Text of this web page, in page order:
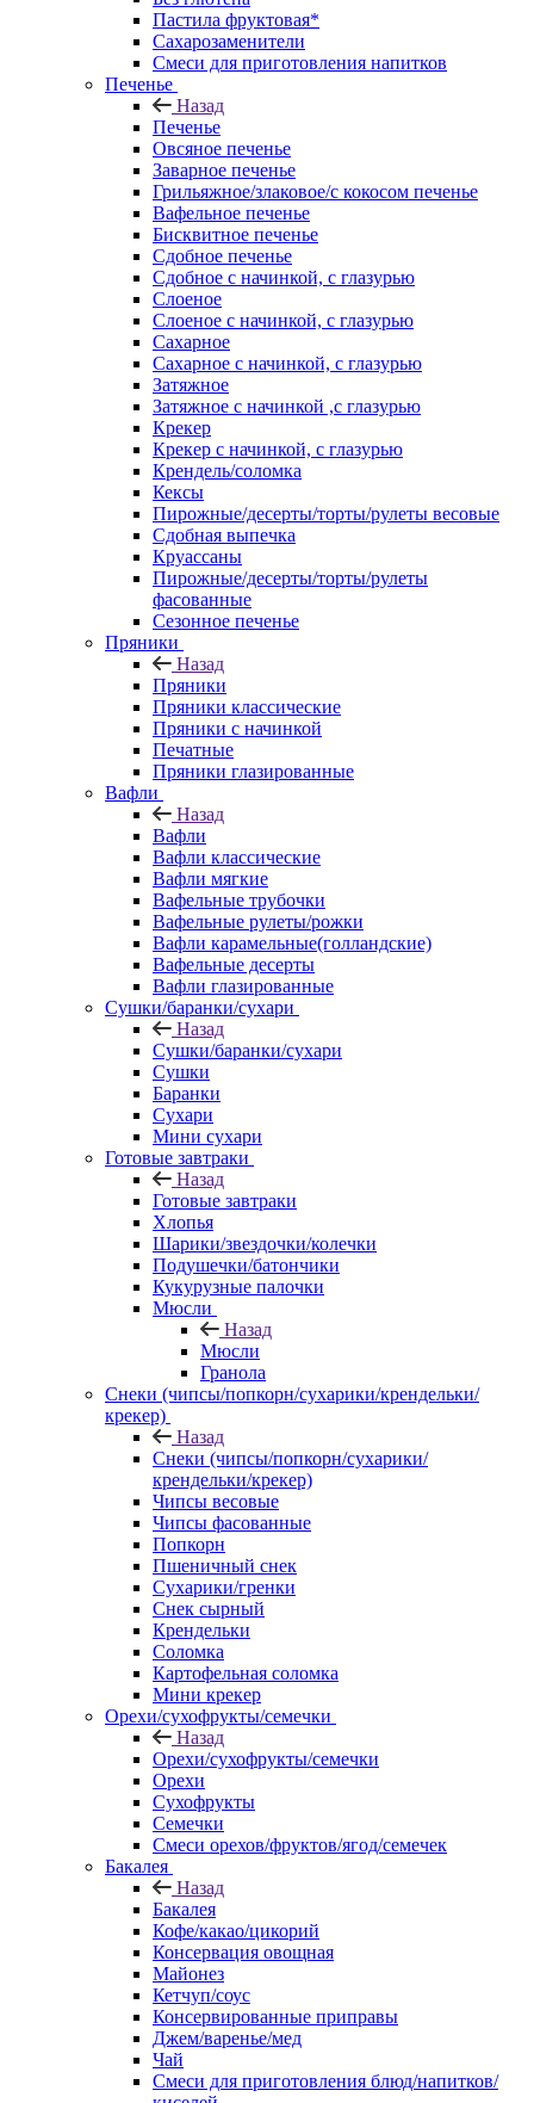
Пастила фруктовая*
Сахарозаменители
Смеси для приготовления напитков
Печенье
Назад
Печенье
Овсяное печенье
Заварное печенье
Грильяжное/злаковое/с кокосом печенье
Вафельное печенье
Бисквитное печенье
Сдобное печенье
Сдобное с начинкой, с глазурью
Слоеное
Слоеное с начинкой, с глазурью
Сахарное
Сахарное с начинкой, с глазурью
Затяжное
Затяжное с начинкой ,с глазурью
Крекер
Крекер с начинкой, с глазурью
Крендель/соломка
Кексы
Пирожные/десерты/торты/рулеты весовые
Сдобная выпечка
Круассаны
Пирожные/десерты/торты/рулеты
фасованные
Сезонное печенье
Пряники
Назад
Пряники
Пряники классические
Пряники с начинкой
Печатные
Пряники глазированные
Вафли
Назад
Вафли
Вафли классические
Вафли мягкие
Вафельные трубочки
Вафельные рулеты/рожки
Вафли карамельные(голландские)
Вафельные десерты
Вафли глазированные
Сушки/баранки/сухари
Назад
Сушки/баранки/сухари
Сушки
Баранки
Сухари
Мини сухари
Готовые завтраки
Назад
Готовые завтраки
Хлопья
Шарики/звездочки/колечки
Подушечки/батончики
Кукурузные палочки
Мюсли
Назад
Мюсли
Гранола
Снеки (чипсы/попкорн/сухарики/крендельки/
крекер)
Назад
Снеки (чипсы/попкорн/сухарики/
крендельки/крекер)
Чипсы весовые
Чипсы фасованные
Попкорн
Пшеничный снек
Сухарики/гренки
Снек сырный
Крендельки
Соломка
Картофельная соломка
Мини крекер
Орехи/сухофрукты/семечки
Назад
Орехи/сухофрукты/семечки
Орехи
Сухофрукты
Семечки
Смеси орехов/фруктов/ягод/семечек
Бакалея
Назад
Бакалея
Кофе/какао/цикорий
Консервация овощная
Майонез
Кетчуп/соус
Консервированные приправы
Джем/варенье/мед
Чай
Смеси для приготовления блюд/напитков/